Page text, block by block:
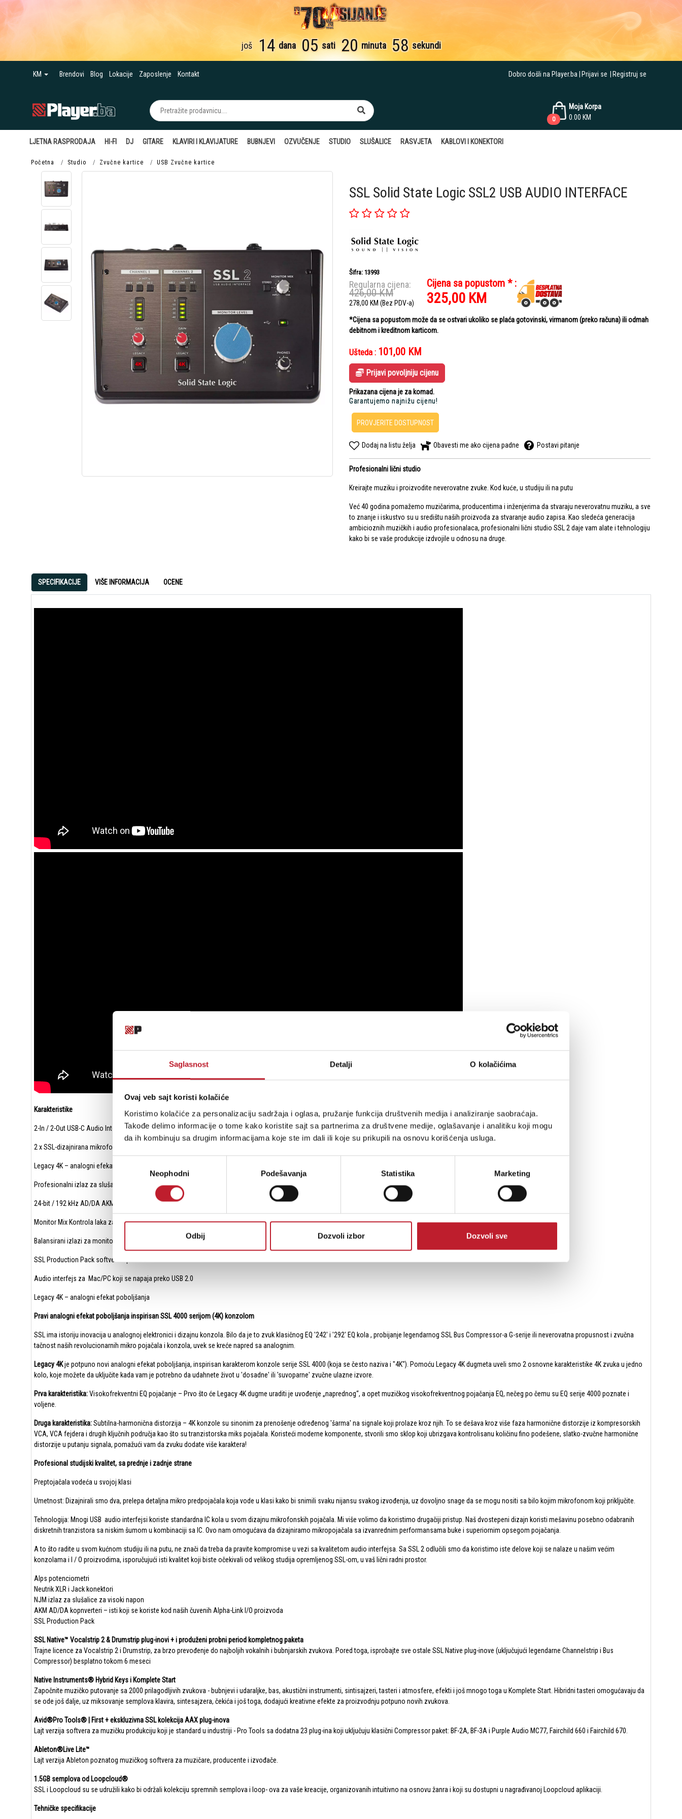
Saglasnost Detalji O kolačićima
Ovaj veb sajt koristi kolačiće
Koristimo kolačiće za personalizaciju sadržaja i oglasa, pružanje funkcija društvenih medija i analiziranje saobraćaja.
Takođe delimo informacije o tome kako koristite sajt sa partnerima za društvene medije, oglašavanje i analitiku koji mogu
da ih kombinuju sa drugim informacijama koje ste im dali ili koje su prikupili na osnovu korišćenja usluga.
сагласностиNeophodni Podešavanja Statistika Marketing
Odbij Dozvoli izbor Dozvoli sve
još 14 dana 05 sati 20 minuta 57 sekundi
KM Brendovi Blog Lokacije Zaposlenje Kontakt Dobro došli na Player.ba Prijavi se Registruj se
Moja Korpa
0.00 KM
0
LJETNA RASPRODAJA HI-FI DJ GITARE KLAVIRI I KLAVIJATURE BUBNJEVI OZVUČENJE STUDIO SLUŠALICE RASVJETA KABLOVI I KONEKTORI
Početna Studio Zvučne kartice USB Zvučne kartice
SSL Solid State Logic SSL2 USB AUDIO INTERFACE
Šifra: 13993
Regularna cijena:
426,00KM
278,00 KM (Bez PDV-a)
Cijena sa popustom * :
325,00 KM
*Cijena sa popustom može da se ostvari ukoliko se plaća gotovinski, virmanom (preko računa) ili odmah
debitnom i kreditnom karticom.
Ušteda : 101,00 KM
Prijavi povoljniju cijenu
Prikazana cijena je za komad.
Garantujemo najnižu cijenu!
PROVJERITE DOSTUPNOST
Dodaj na listu želja Obavesti me ako cijena padne Postavi pitanje
Profesionalni lični studio
Kreirajte muziku i proizvodite neverovatne zvuke. Kod kuće, u studiju ili na putu
Već 40 godina pomažemo muzičarima, producentima i inženjerima da stvaraju neverovatnu muziku, a sve
to znanje i iskustvo su u središtu naših proizvoda za stvaranje audio zapisa. Kao sledeća generacija
ambicioznih muzičkih i audio profesionalaca, profesionalni lični studio SSL 2 daje vam alate i tehnologiju
kako bi se vaše produkcije izdvojile u odnosu na druge.
SPECIFIKACIJE VIŠE INFORMACIJA OCENE
Karakteristike
2-In / 2-Out USB-C Audio Interfejs
2 x SSL-dizajnirana mikrofonska pretpojačala
Legacy 4K – analogni efekat pobljšanja u boji, inspirisano klasičnim SSL konzolama
Profesionalni izlaz za slušalice za visoki napon
24-bit / 192 kHz AD/DA AKM konverteri
Monitor Mix Kontrola laka za upotrebu
Balansirani izlazi za monitor
SSL Production Pack softverski paket
Audio interfejs za Mac/PC koji se napaja preko USB 2.0
Legacy 4K – analogni efekat poboljšanja
Pravi analogni efekat poboljšanja inspirisan SSL 4000 serijom (4K) konzolom
SSL ima istoriju inovacija u analognoj elektronici i dizajnu konzola. Bilo da je to zvuk klasičnog EQ '242' i '292' EQ kola , probijanje legendarnog SSL Bus Compressor-a G-serije ili neverovatna propusnost i zvučna
tačnost naših revolucionarnih mikro pojačala i konzola, uvek se kreće napred sa analognim.
Legacy 4Kje potpuno novi analogni efekat poboljšanja, inspirisan karakterom konzole serije SSL 4000 (koja se često naziva i "4K"). Pomoću Legacy 4K dugmeta uveli smo 2 osnovne karakteristike 4K zvuka u jedno
kolo, koje možete da uključite kada vam je potrebno da udahnete život u 'dosadne' ili 'suvoparne' zvučne ulazne izvore.
Prva karakteristika:Visokofrekventni EQ pojačanje – Prvo što će Legacy 4K dugme uraditi je uvođenje „naprednog“, a opet muzičkog visokofrekventnog pojačanja EQ, nečeg po čemu su EQ serije 4000 poznate i
voljene.
Druga karakteristika:Subtilna-harmonična distorzija – 4K konzole su sinonim za prenošenje određenog 'šarma' na signale koji prolaze kroz njih. To se dešava kroz više faza harmonične distorzije iz kompresorskih
VCA, VCA fejdera i drugih ključnih područja kao što su tranzistorska miks pojačala. Koristeći moderne komponente, stvorili smo sklop koji ubrizgava kontrolisanu količinu fino podešene, slatko-zvučne harmonične
distorzije u putanju signala, pomažući vam da zvuku dodate više karaktera!
Profesional studijski kvalitet, sa prednje i zadnje strane
Preptojačala vodeća u svojoj klasi
Umetnost: Dizajnirali smo dva, prelepa detaljna mikro predpojačala koja vode u klasi kako bi snimili svaku nijansu svakog izvođenja, uz dovoljno snage da se mogu nositi sa bilo kojim mikrofonom koji priključite.
Tehnologija: Mnogi USB audio interfejsi koriste standardna IC kola u svom dizajnu mikrofonskih pojačala. Mi više volimo da koristimo drugačiji pristup. Naš dvostepeni dizajn koristi mešavinu posebno odabranih
diskretnih tranzistora sa niskim šumom u kombinaciji sa IC. Ovo nam omogućava da dizajniramo mikropojačala sa izvanrednim performansama buke i superiornim opsegom pojačanja.
A to što radite u svom kućnom studiju ili na putu, ne znači da treba da pravite kompromise u vezi sa kvalitetom audio interfejsa. Sa SSL 2 odlučili smo da koristimo iste delove koji se nalaze u našim većim
konzolama i I / O proizvodima, isporučujući isti kvalitet koji biste očekivali od velikog studija opremljenog SSL-om, u vaš lični radni prostor.
Alps potenciometri
Neutrik XLR i Jack konektori
NJM izlaz za slušalice za visoki napon
AKM AD/DA kopnverteri – isti koji se koriste kod naših čuvenih Alpha-Link I/O proizvoda
SSL Production Pack
SSL Native™ Vocalstrip 2 & Drumstrip plug-inovi + i produženi probni period kompletnog paketa
​Trajne licence za Vocalstrip 2 i Drumstrip, za brzo prevođenje do najboljih vokalnih i bubnjarskih zvukova. Pored toga, isprobajte sve ostale SSL Native plug-inove (uključujući legendarne Channelstrip i Bus
Compressor) besplatno tokom 6 meseci
Native Instruments® Hybrid Keys i Komplete Start
​Započnite muzičko putovanje sa 2000 prilagodljivih zvukova - bubnjevi i udaraljke, bas, akustični instrumenti, sintisajzeri, tasteri i atmosfere, efekti i još mnogo toga u Komplete Start. Hibridni tasteri omogućavaju da
se ode još dalje, uz miksovanje semplova klavira, sintesajzera, čekića i još toga, dodajući kreativne efekte za proizvodnju potpuno novih zvukova.
​Avid®Pro Tools® | First + ekskluzivna SSL kolekcija AAX plug-inova
Lajt verzija softvera za muzičku produkciju koji je standard u industriji - Pro Tools sa dodatna 23 plug-ina koji uključuju klasični Compressor paket: BF-2A, BF-3A i Purple Audio MC77, Fairchild 660 i Fairchild 670.
Ableton®Live Lite™
​Lajt verzija Ableton poznatog muzičkog softvera za muzičare, producente i izvođače.
1.5GB semplova od Loopcloud®
​SSL i Loopcloud su se udružili kako bi održali kolekciju spremnih semplova i loop- ova za vaše kreacije, organizovanih intuitivno na osnovu žanra i koji su dostupni u nagrađivanoj Loopcloud aplikaciji.
Tehničke specifikacije